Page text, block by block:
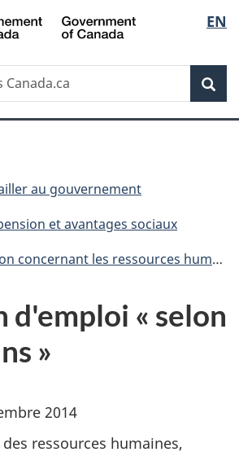
Passer
au
principal
Passer
à
Au
du
Passer
à
version
simplifiée
de
la
EN
au gouvernement
et avantages sociaux
les ressources humaines
d'emploi « selon
»
2014
ressources humaines,